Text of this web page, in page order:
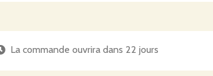
La commande ouvrira dans 22 jours